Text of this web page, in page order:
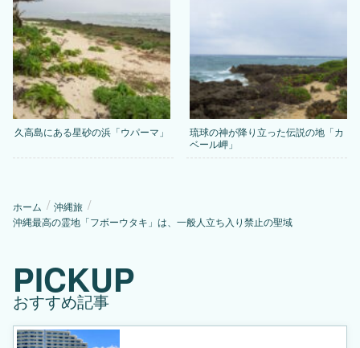
久高島にある星砂の浜「ウパーマ」
琉球の神が降り立った伝説の地「カ
ベール岬」
ホーム
沖縄旅
沖縄最高の霊地「フボーウタキ」は、一般人立ち入り禁止の聖域
PICKUP
おすすめ記事